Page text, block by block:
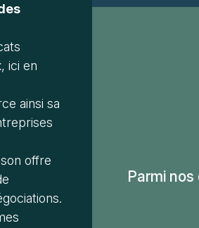
ici en
ainsi sa
offre
Parmi